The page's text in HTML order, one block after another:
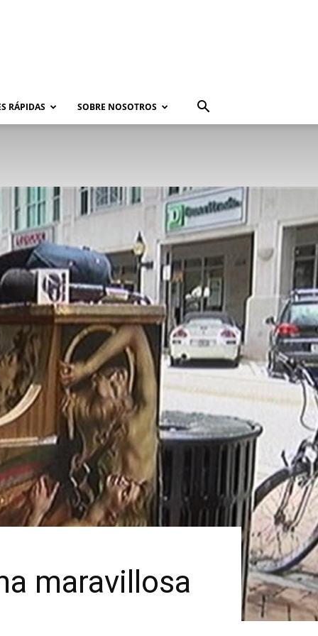
RÁPIDAS SOBRE NOSOTROS
maravillosa